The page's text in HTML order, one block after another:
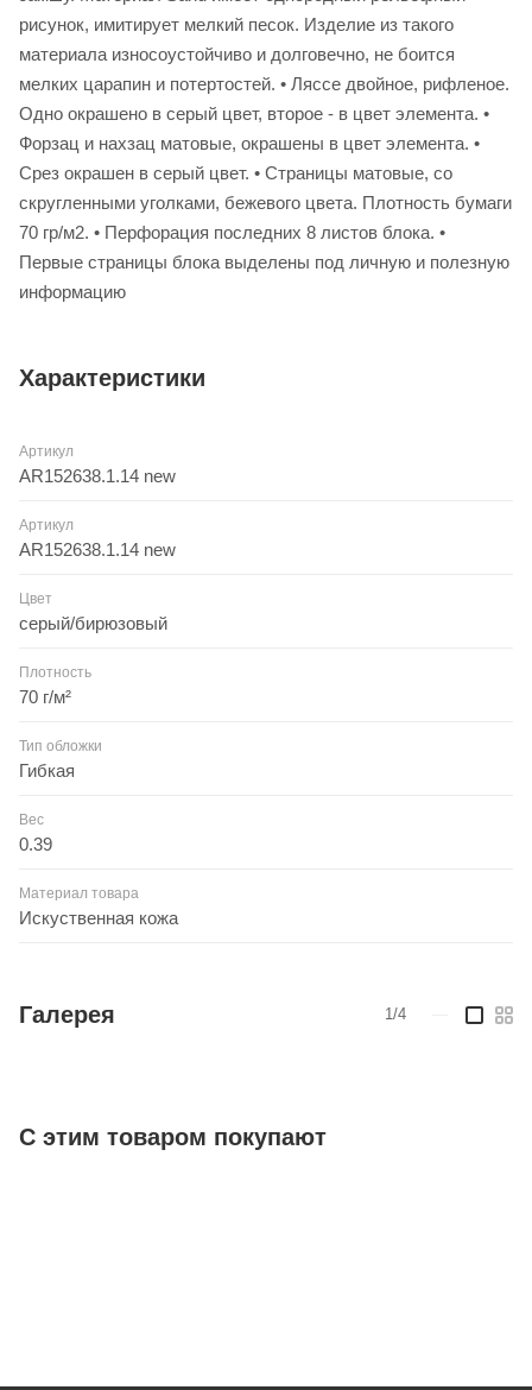
рисунок, имитирует мелкий песок. Изделие из такого
материала износоустойчиво и долговечно, не боится
мелких царапин и потертостей. • Ляссе двойное, рифленое.
Одно окрашено в серый цвет, второе - в цвет элемента. •
Форзац и нахзац матовые, окрашены в цвет элемента. •
Срез окрашен в серый цвет. • Страницы матовые, со
скругленными уголками, бежевого цвета. Плотность бумаги
70 гр/м2. • Перфорация последних 8 листов блока. •
Первые страницы блока выделены под личную и полезную
информацию
Характеристики
Артикул
AR152638.1.14 new
Артикул
AR152638.1.14 new
Цвет
серый/бирюзовый
Плотность
70 г/м²
Тип обложки
Гибкая
Вес
0.39
Материал товара
Искуственная кожа
Галерея 1/4
С этим товаром покупают